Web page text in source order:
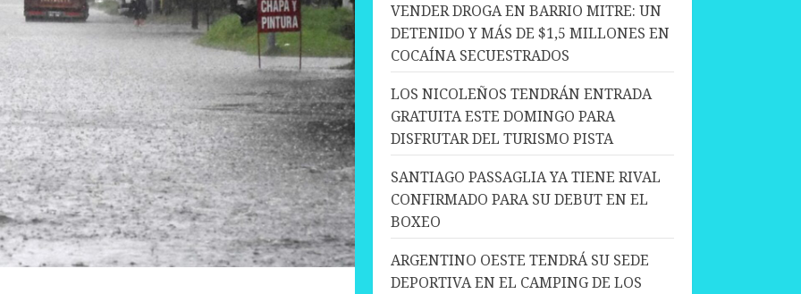
VENDER DROGA EN BARRIO MITRE: UN
DETENIDO Y MÁS DE $1,5 MILLONES EN
COCAÍNA SECUESTRADOS
LOS NICOLEÑOS TENDRÁN ENTRADA
GRATUITA ESTE DOMINGO PARA
DISFRUTAR DEL TURISMO PISTA
SANTIAGO PASSAGLIA YA TIENE RIVAL
CONFIRMADO PARA SU DEBUT EN EL
BOXEO
ARGENTINO OESTE TENDRÁ SU SEDE
DEPORTIVA EN EL CAMPING DE LOS